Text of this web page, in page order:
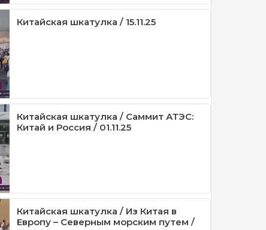
Китайская шкатулка / 15.11.25
Китайская шкатулка / Саммит АТЭС:
Китай и Россия / 01.11.25
Китайская шкатулка / Из Китая в
Европу – Северным морским путем /